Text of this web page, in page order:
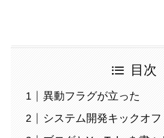
目次
異動フラグが立った
システム開発キックオフ